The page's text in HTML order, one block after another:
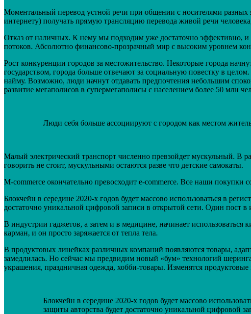
Моментальный перевод устной речи при общении с носителями
интернету) получать прямую трансляцию перевода живой речи
Отказ от наличных. К нему мы подходим уже достаточно эффективно, и
потоков. Абсолютно финансово-прозрачный мир с высоким уровнем
Рост конкуренции городов за местожительство. Некоторые города
государством, города больше отвечают за социальную повестку в
найму. Возможно, люди начнут отдавать предпочтения небольшим
развитие мегаполисов в супермегаполисы с населением более 50 млн
Люди себя больше ассоциируют с городом как местом
Малый электрический транспорт численно превзойдет мускульный. В
говорить не стоит, мускульными остаются разве что детские самокаты.
M-commerce окончательно превосходит e-commerce. Все наши покупки
Блокчейн в середине 2020-х годов будет массово использоваться в
достаточно уникальной цифровой записи в открытой сети. Один пост
В индустрии гаджетов, а затем и в медицине, начинает
карман, и он просто заряжается от тепла тела.
В продуктовых линейках различных компаний появляются товары,
замедлилась. Но сейчас мы предвидим новый «бум» технологий
украшения, праздничная одежда, хобби-товары. Изменятся
Блокчейн в середине 2020-х годов будет массово
защиты авторства будет достаточно уникальной цифровой